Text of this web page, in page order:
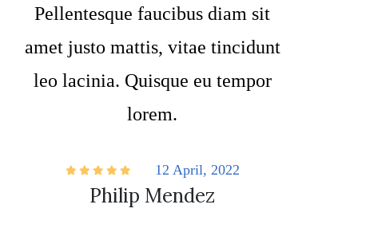
Pellentesque faucibus diam sit
amet justo mattis, vitae tincidunt
leo lacinia. Quisque eu tempor
lorem.
12 April, 2022
Philip Mendez